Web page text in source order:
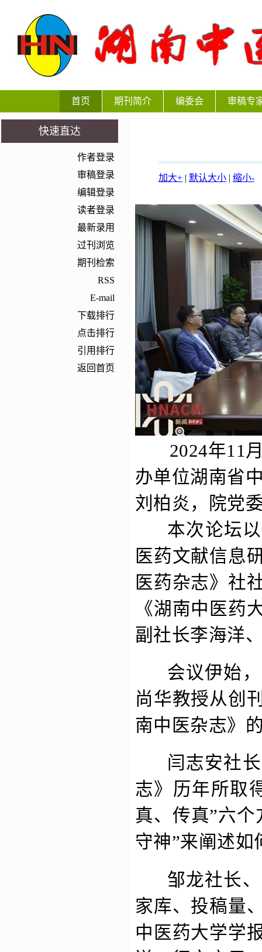
首页 期刊简介 编委会 审稿专
快速直达
作者登录
审稿登录
编辑登录
读者登录
最新录用
过刊浏览
期刊检索
RSS
E-mail
下载排行
点击排行
引用排行
返回首页
加大+ | 默认大小 | 缩小-
2024年11
办单位湖南省
刘柏炎，院党
本次论坛以“
医药文献信息
医药杂志》社
《湖南中医药
副社长李海洋
会议伊始，
尚华教授从创
南中医杂志》
闫志安社长
志》历年所取
真、传真”六
守神”来阐述如
邹龙社长、
家库、投稿量
中医药大学学